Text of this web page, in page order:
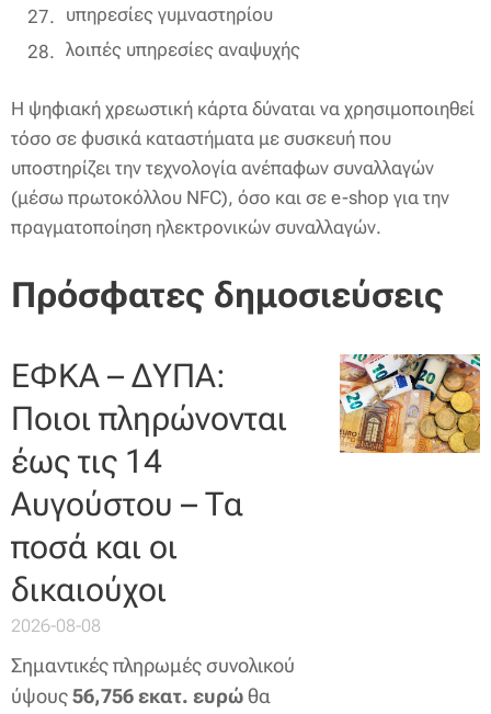
υπηρεσίες γυμναστηρίου
λοιπές υπηρεσίες αναψυχής
Η ψηφιακή χρεωστική κάρτα δύναται να χρησιμοποιηθεί
τόσο σε φυσικά καταστήματα με συσκευή που
υποστηρίζει την τεχνολογία ανέπαφων συναλλαγών
(μέσω πρωτοκόλλου NFC), όσο και σε e-shop για την
πραγματοποίηση ηλεκτρονικών συναλλαγών.
Πρόσφατες δημοσιεύσεις
ΕΦΚΑ – ΔΥΠΑ:
Ποιοι πληρώνονται
έως τις 14
Αυγούστου – Τα
ποσά και οι
δικαιούχοι
2026-08-08
Σημαντικές πληρωμές συνολικού
ύψους56,756 εκατ. ευρώθα